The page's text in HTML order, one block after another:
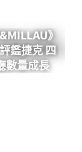
》
鑑捷克 四
數量成長